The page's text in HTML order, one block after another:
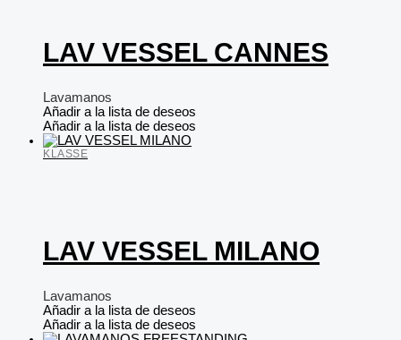
LAV VESSEL CANNES
Lavamanos
Añadir a la lista de deseos
Añadir a la lista de deseos
KLASSE
LAV VESSEL MILANO
Lavamanos
Añadir a la lista de deseos
Añadir a la lista de deseos